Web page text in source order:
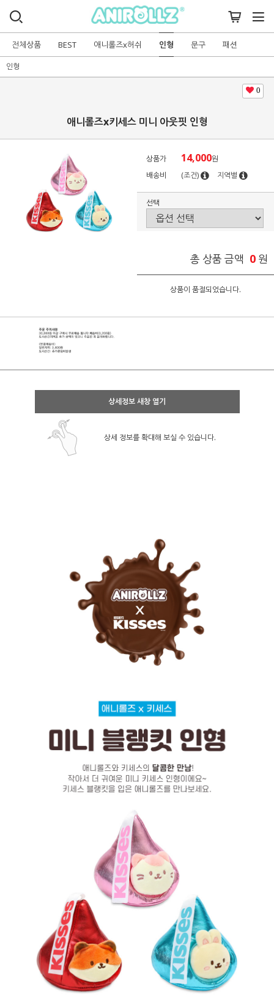
전체상품 BEST 애니롤즈x허쉬 인형 문구 패션
인형
0
애니롤즈x키세스 미니 아웃핏 인형
상품가 14,000원
배송비
(조건) 지역별
선택
총 상품 금액 0 원
상품이 품절되었습니다.
상세정보 새창 열기
상세 정보를 확대해 보실 수 있습니다.